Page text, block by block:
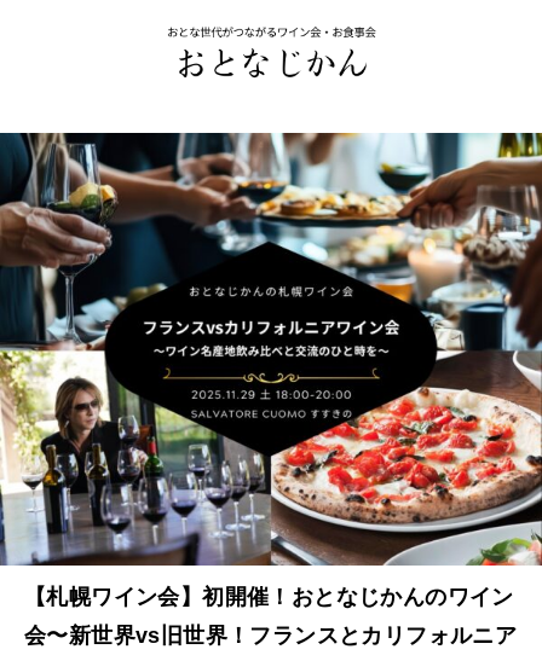
【札幌ワイン会】初開催！おとなじかんのワイン
会〜新世界vs旧世界！フランスとカリフォルニア